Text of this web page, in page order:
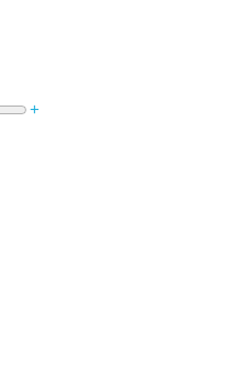
+